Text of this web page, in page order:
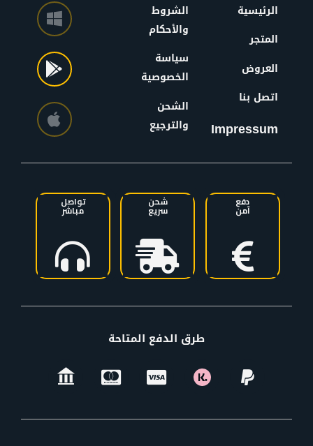
الرئيسية
المتجر
العروض
اتصل بنا
Impressum
الشروط
والأحكام
سياسة
الخصوصية
الشحن
والترجيع
دفع
آمن
شحن
سريع
تواصل
مباشر
طرق الدفع المتاحة